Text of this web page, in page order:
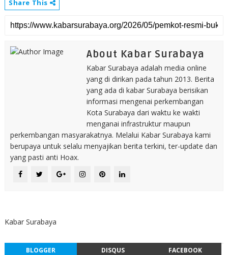
Share This
About Kabar Surabaya
Kabar Surabaya adalah media online
yang di dirikan pada tahun 2013. Berita
yang ada di kabar Surabaya berisikan
informasi mengenai perkembangan
Kota Surabaya dari waktu ke wakti
menganai infrastruktur maupun
perkembangan masyarakatnya. Melalui Kabar Surabaya kami
berupaya untuk selalu menyajikan berita terkini, ter-update dan
yang pasti anti Hoax.
Kabar Surabaya
BLOGGER DISQUS FACEBOOK